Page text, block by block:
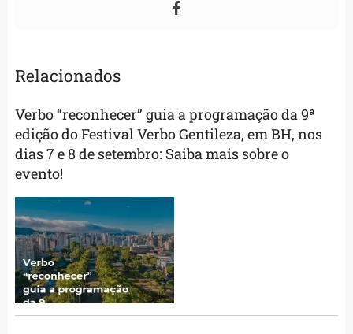
Relacionados
Verbo “reconhecer” guia a programação da 9ª
edição do Festival Verbo Gentileza, em BH, nos
dias 7 e 8 de setembro: Saiba mais sobre o
evento!